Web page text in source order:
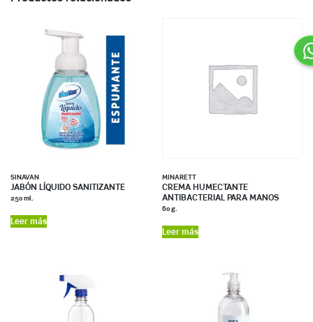
SINAVAN
JABÓN LÍQUIDO SANITIZANTE
250 ml.
Leer más
MINARETT
CREMA HUMECTANTE
ANTIBACTERIAL PARA MANOS
60 g.
Leer más